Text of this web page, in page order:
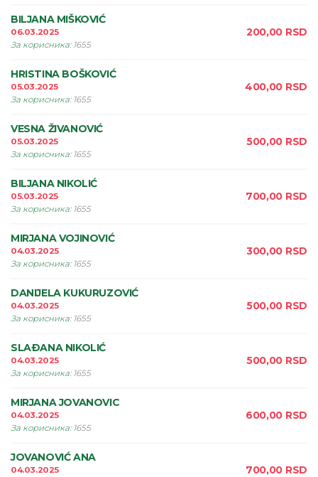
BILJANA MIŠKOVIĆ
06.03.2025
За корисника: 1655
200,00 RSD
HRISTINA BOŠKOVIĆ
05.03.2025
За корисника: 1655
400,00 RSD
VESNA ŽIVANOVIĆ
05.03.2025
За корисника: 1655
500,00 RSD
BILJANA NIKOLIĆ
05.03.2025
За корисника: 1655
700,00 RSD
MIRJANA VOJINOVIĆ
04.03.2025
За корисника: 1655
300,00 RSD
DANIJELA KUKURUZOVIĆ
04.03.2025
За корисника: 1655
500,00 RSD
SLAÐANA NIKOLIĆ
04.03.2025
За корисника: 1655
500,00 RSD
MIRJANA JOVANOVIC
04.03.2025
За корисника: 1655
600,00 RSD
JOVANOVIĆ ANA
04.03.2025
700,00 RSD